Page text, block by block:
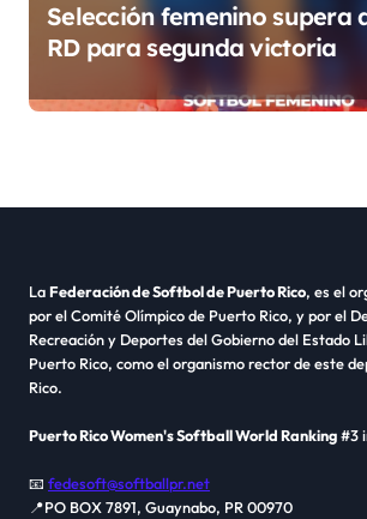
Selección femenino supera
RD para segunda victoria
LaFederación de Softbol de Puerto Rico, es el
por el Comité Olímpico de Puerto Rico, y por el
Recreación y Deportes del Gobierno del Estado
Puerto Rico, como el organismo rector de este
Rico.
Puerto Rico Women's Softball World Ranking#3
📧 fedesoft@softballpr.net
📍PO BOX 7891, Guaynabo, PR 00970